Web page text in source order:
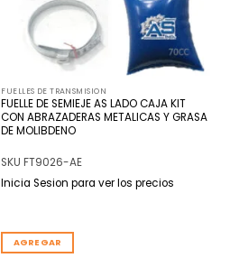
FUELLES DE TRANSMISION
FUELLE DE SEMIEJE AS LADO CAJA KIT
CON ABRAZADERAS METALICAS Y GRASA
DE MOLIBDENO
SKU FT9026-AE
Inicia Sesion para ver los precios
AGREGAR